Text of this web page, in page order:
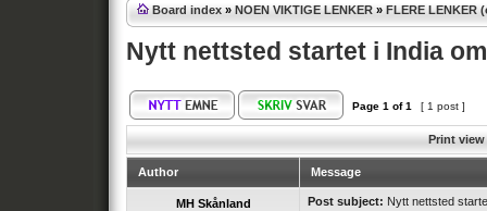
Board index » NOEN VIKTIGE LENKER » FLERE LENKER
Nytt nettsted startet i India
Page 1 of1 [ 1 post ]
Print view
Author Message
MH Skånland Post subject: Nytt nettsted